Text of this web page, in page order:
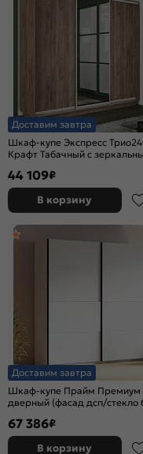
Доставим завтра
Шкаф-купе Экспресс
Крафт Табачный с
44 109₽
В корзину
Доставим завтра
Шкаф-купе Прайм Премиум
дверный (фасад дсп/стекло
67 386₽
В корзину